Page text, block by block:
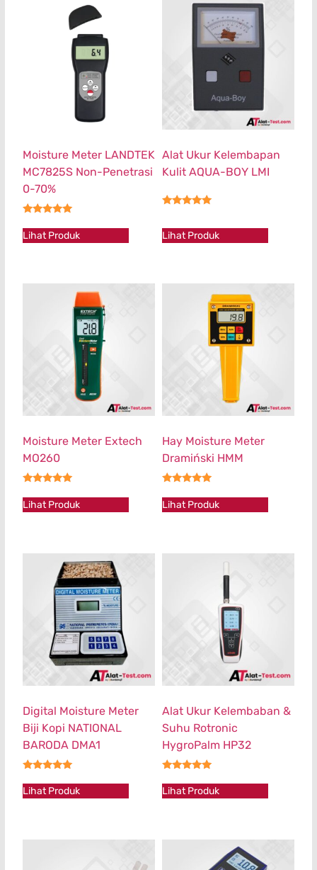
Moisture Meter LANDTEK
MC7825S Non-Penetrasi
0-70%
Lihat Produk
Alat Ukur Kelembapan
Kulit AQUA-BOY LMI
Lihat Produk
Moisture Meter Extech
MO260
Lihat Produk
Hay Moisture Meter
Dramiński HMM
Lihat Produk
Digital Moisture Meter
Biji Kopi NATIONAL
BARODA DMA1
Lihat Produk
Alat Ukur Kelembaban &
Suhu Rotronic
HygroPalm HP32
Lihat Produk